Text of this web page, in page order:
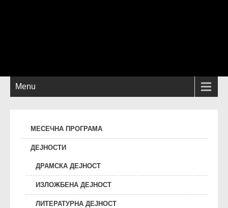
Menu
МЕСЕЧНА ПРОГРАМА
ДЕЈНОСТИ
ДРАМСКА ДЕЈНОСТ
ИЗЛОЖБЕНА ДЕЈНОСТ
ЛИТЕРАТУРНА ДЕЈНОСТ